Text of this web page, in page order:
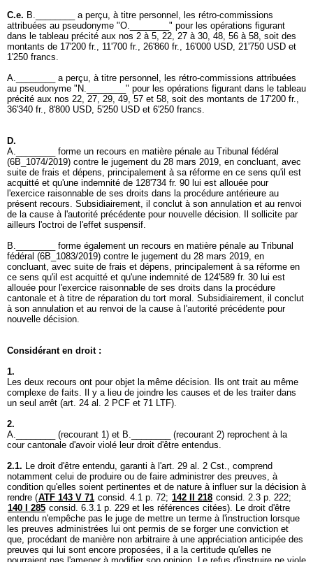
C.e. B.________ a perçu, à titre personnel, les rétro-commissions
attribuées au pseudonyme "O.________" pour les opérations figurant
dans le tableau précité aux nos 2 à 5, 22, 27 à 30, 48, 56 à 58, soit des
montants de 17'200 fr., 11'700 fr., 26'860 fr., 16'000 USD, 21'750 USD et
1'250 francs.
A.________ a perçu, à titre personnel, les rétro-commissions attribuées
au pseudonyme "N.________" pour les opérations figurant dans le tableau
précité aux nos 22, 27, 29, 49, 57 et 58, soit des montants de 17'200 fr.,
36'340 fr., 8'800 USD, 5'250 USD et 6'250 francs.
D.
A.________ forme un recours en matière pénale au Tribunal fédéral
(6B_1074/2019) contre le jugement du 28 mars 2019, en concluant, avec
suite de frais et dépens, principalement à sa réforme en ce sens qu'il est
acquitté et qu'une indemnité de 128'734 fr. 90 lui est allouée pour
l'exercice raisonnable de ses droits dans la procédure antérieure au
présent recours. Subsidiairement, il conclut à son annulation et au renvoi
de la cause à l'autorité précédente pour nouvelle décision. Il sollicite par
ailleurs l'octroi de l'effet suspensif.
B.________ forme également un recours en matière pénale au Tribunal
fédéral (6B_1083/2019) contre le jugement du 28 mars 2019, en
concluant, avec suite de frais et dépens, principalement à sa réforme en
ce sens qu'il est acquitté et qu'une indemnité de 124'589 fr. 30 lui est
allouée pour l'exercice raisonnable de ses droits dans la procédure
cantonale et à titre de réparation du tort moral. Subsidiairement, il conclut
à son annulation et au renvoi de la cause à l'autorité précédente pour
nouvelle décision.
Considérant en droit :
1.
Les deux recours ont pour objet la même décision. Ils ont trait au même
complexe de faits. Il y a lieu de joindre les causes et de les traiter dans
un seul arrêt (art. 24 al. 2 PCF et 71 LTF).
2.
A.________ (recourant 1) et B.________ (recourant 2) reprochent à la
cour cantonale d'avoir violé leur droit d'être entendus.
2.1. Le droit d'être entendu, garanti à l'art. 29 al. 2 Cst., comprend
notamment celui de produire ou de faire administrer des preuves, à
condition qu'elles soient pertinentes et de nature à influer sur la décision à
rendre (ATF 143 V 71 consid. 4.1 p. 72; 142 II 218 consid. 2.3 p. 222;
140 I 285 consid. 6.3.1 p. 229 et les références citées). Le droit d'être
entendu n'empêche pas le juge de mettre un terme à l'instruction lorsque
les preuves administrées lui ont permis de se forger une conviction et
que, procédant de manière non arbitraire à une appréciation anticipée des
preuves qui lui sont encore proposées, il a la certitude qu'elles ne